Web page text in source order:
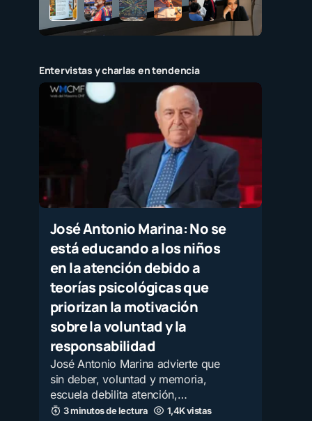
Entervistas y charlas en tendencia
José Antonio Marina: No se
está educando a los niños
en la atención debido a
teorías psicológicas que
priorizan la motivación
sobre la voluntad y la
responsabilidad
José Antonio Marina advierte que
sin deber, voluntad y memoria,
escuela debilita atención,…
3 minutos de lectura 1,4K vistas